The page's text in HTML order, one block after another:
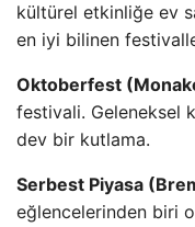
kültürel etkinliğe ev
en iyi bilinen
Oktoberfest
festivali. Geleneksel
dev bir kutlama.
Serbest Piyasa
eğlencelerinden biri